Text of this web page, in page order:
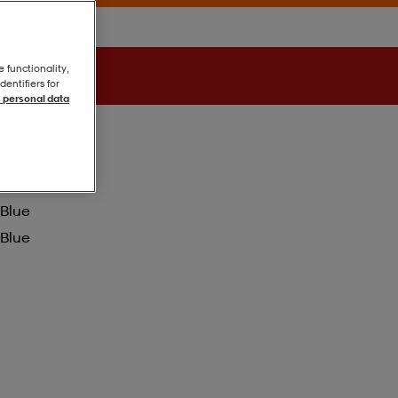
Blue
Blue
functionality,
for
personal data